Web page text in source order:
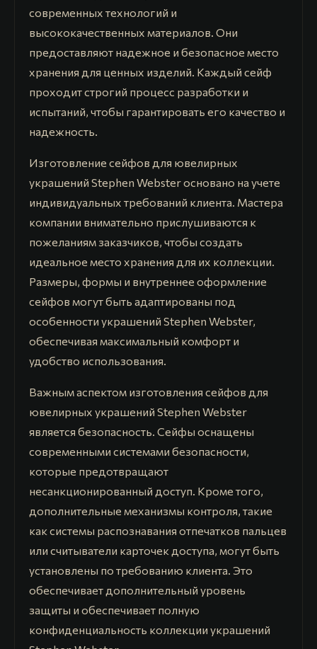
современных технологий и
высококачественных материалов. Они
предоставляют надежное и безопасное место
хранения для ценных изделий. Каждый сейф
проходит строгий процесс разработки и
испытаний, чтобы гарантировать его качество и
надежность.
Изготовление сейфов для ювелирных
украшений Stephen Webster основано на учете
индивидуальных требований клиента. Мастера
компании внимательно прислушиваются к
пожеланиям заказчиков, чтобы создать
идеальное место хранения для их коллекции.
Размеры, формы и внутреннее оформление
сейфов могут быть адаптированы под
особенности украшений Stephen Webster,
обеспечивая максимальный комфорт и
удобство использования.
Важным аспектом изготовления сейфов для
ювелирных украшений Stephen Webster
является безопасность. Сейфы оснащены
современными системами безопасности,
которые предотвращают
несанкционированный доступ. Кроме того,
дополнительные механизмы контроля, такие
как системы распознавания отпечатков пальцев
или считыватели карточек доступа, могут быть
установлены по требованию клиента. Это
обеспечивает дополнительный уровень
защиты и обеспечивает полную
конфиденциальность коллекции украшений